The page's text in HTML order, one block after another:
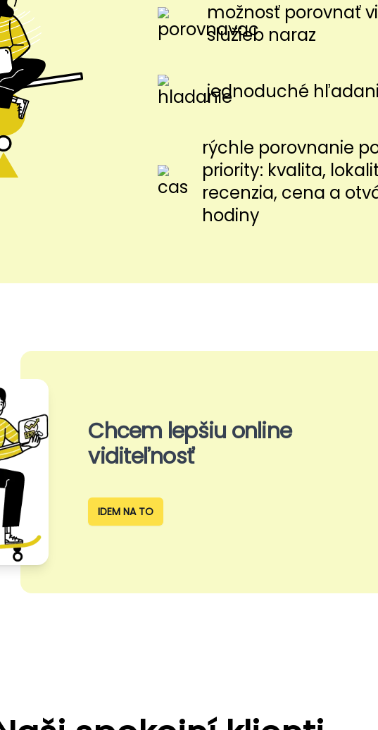
možnosť porovnať
služieb naraz
jednoduché
rýchle porovnanie
priority: kvalita,
recenzia, cena a
hodiny
Chcem lepšiu online
viditeľnosť
IDEM NA TO